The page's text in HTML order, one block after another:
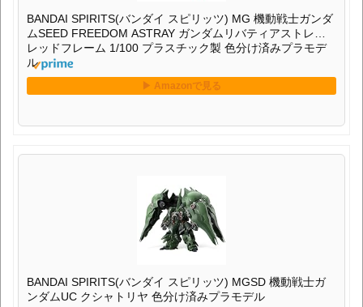
BANDAI SPIRITS(バンダイ スピリッツ) MG 機動戦士ガンダ
ムSEED FREEDOM ASTRAY ガンダムリバティアストレイ
レッドフレーム 1/100 プラスチック製 色分け済みプラモデ
ル
BANDAI SPIRITS(バンダイ スピリッツ) MGSD 機動戦士ガ
ンダムUC クシャトリヤ 色分け済みプラモデル